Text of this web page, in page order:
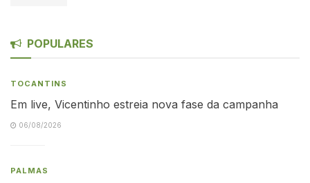
POPULARES
TOCANTINS
Em live, Vicentinho estreia nova fase da campanha
06/08/2026
PALMAS